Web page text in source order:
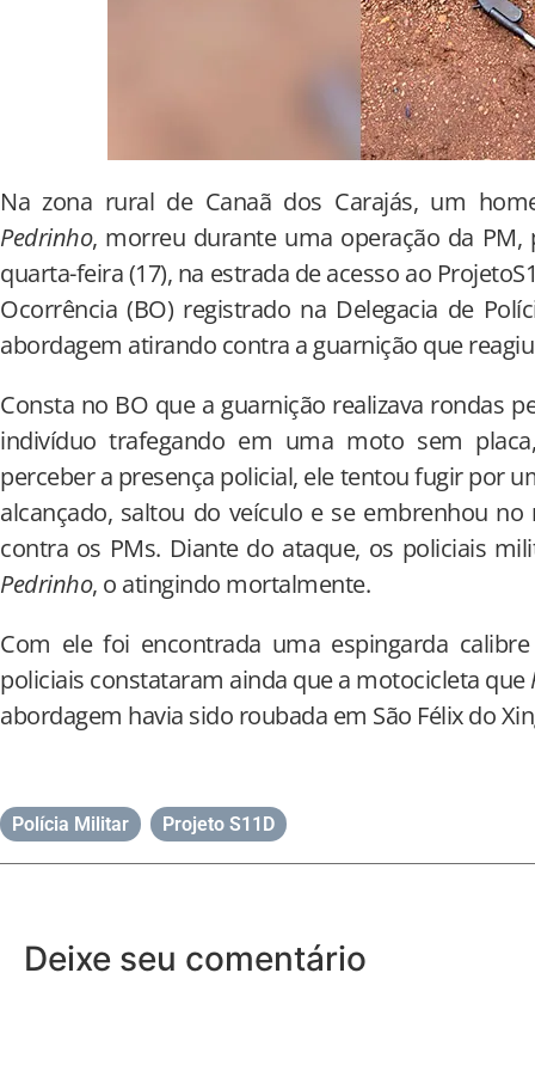
Na zona rural de Canaã dos Carajás, um
Pedrinho, morreu durante uma operação da
quarta-feira (17), na estrada de acesso ao
Ocorrência (BO) registrado na Delegacia de
abordagem atirando contra a guarnição que
Consta no BO que a guarnição realizava rondas
indivíduo trafegando em uma moto sem
perceber a presença policial, ele tentou fugir por
alcançado, saltou do veículo e se embrenhou
contra os PMs. Diante do ataque, os policiais
Pedrinho, o atingindo mortalmente.
Com ele foi encontrada uma espingarda
policiais constataram ainda que a motocicleta que
abordagem havia sido roubada em São Félix do
Polícia Militar Projeto S11D
Deixe seu comentário